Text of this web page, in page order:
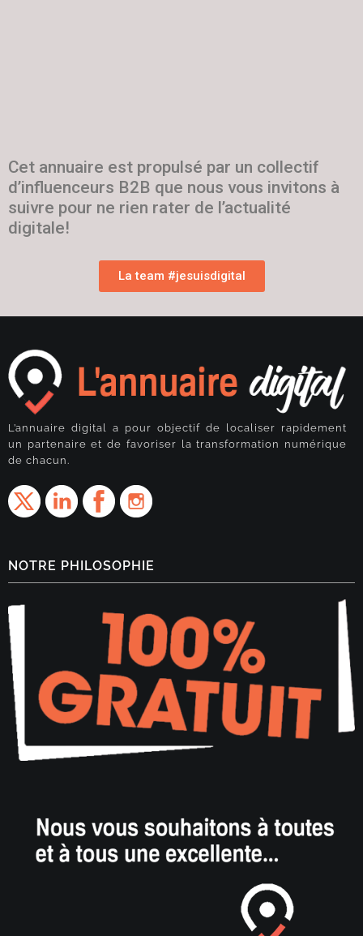
Cet annuaire est propulsé par un collectif
d’influenceurs B2B que nous vous invitons à
suivre pour ne rien rater de l’actualité
digitale!
La team #jesuisdigital
L’annuaire digital a pour objectif de localiser rapidement
un partenaire et de favoriser la transformation numérique
de chacun.
NOTRE PHILOSOPHIE